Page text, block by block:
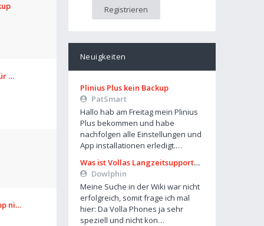
Registrieren
Neuigkeiten
Plinius Plus kein Backup
PatSmart
Hallo hab am Freitag mein Plinius
Plus bekommen und habe
nachfolgen alle Einstellungen und
App installationen erledigt.…
Was ist Vollas Langzeitsupportplan?
Dowlphin
Meine Suche in der Wiki war nicht
erfolgreich, somit frage ich mal
hier: Da Volla Phones ja sehr
speziell und nicht kon…
…
ni…